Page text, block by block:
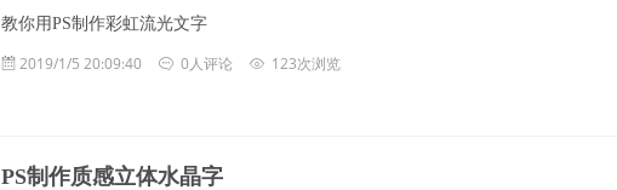
教你用PS制作彩虹流光文字
2019/1/5 20:09:40 0人评论 123次浏览
PS制作质感立体水晶字